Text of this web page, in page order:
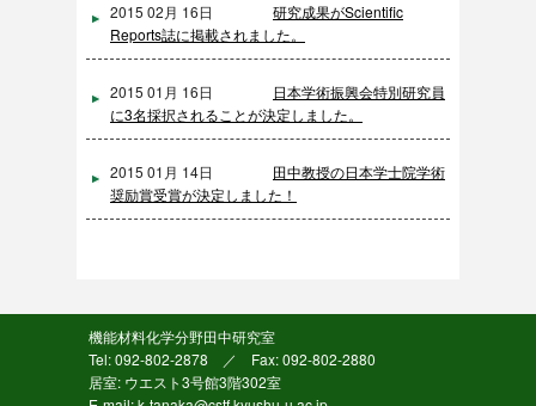
2015 02月 16日
研究成果がScientific
Reports誌に掲載されました。
2015 01月 16日
日本学術振興会特別研究員
に3名採択されることが決定しました。
2015 01月 14日
田中教授の日本学士院学術
奨励賞受賞が決定しました！
機能材料化学分野田中研究室
Tel: 092-802-2878 ／ Fax: 092-802-2880
居室: ウエスト3号館3階302室